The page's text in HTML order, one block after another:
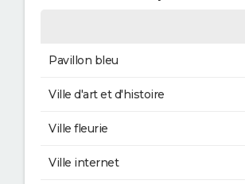
Pavillon bleu
Ville d'art et d'histoire
Ville fleurie
Ville internet